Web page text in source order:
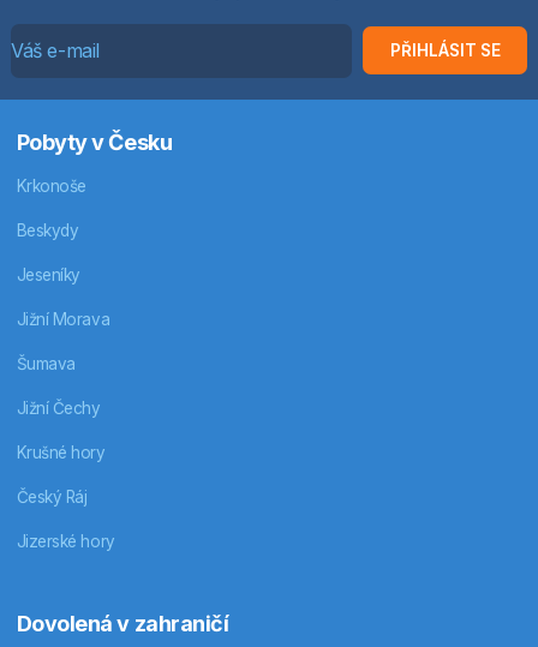
PŘIHLÁSIT SE
Pobyty v Česku
Krkonoše
Beskydy
Jeseníky
Jižní Morava
Šumava
Jižní Čechy
Krušné hory
Český Ráj
Jizerské hory
Dovolená v zahraničí